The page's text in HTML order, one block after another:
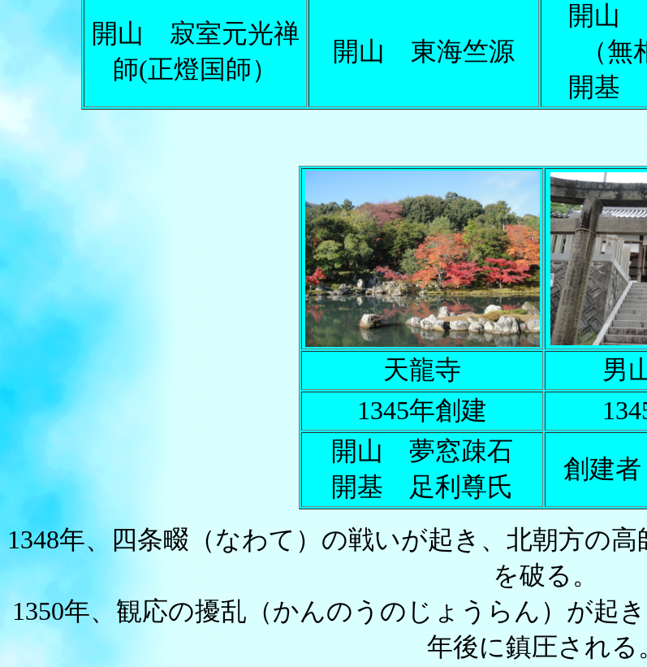
開山 寂室元光禅
師(正燈国師）
開山 東海竺源
開山
（無
開基
天龍寺
男
1345年創建
開山 夢窓疎石
開基 足利尊氏
創建
1348年、四条畷（なわて）の戦いが起き、北朝方の
を破る。
1350年、観応の擾乱（かんのうのじょうらん）が起
年後に鎮圧される